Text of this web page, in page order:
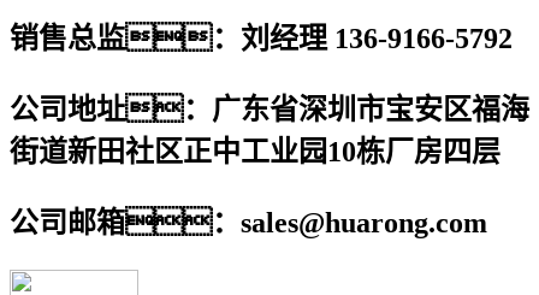
销售总监：刘经理 136-9166-5792
公司地址：广东省深圳市宝安区福海
街道新田社区正中工业园10栋厂房四层
公司邮箱：sales@huarong.com